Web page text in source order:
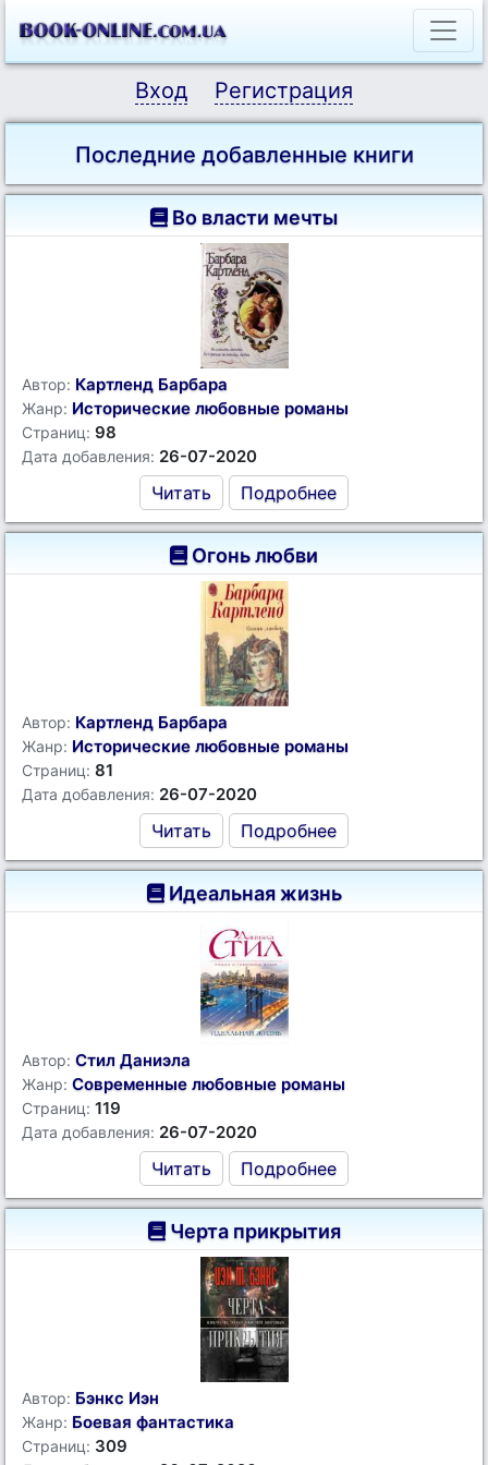
Вход Регистрация
Последние добавленные книги
Во власти мечты
Автор: Картленд Барбара
Жанр: Исторические любовные романы
Страниц: 98
Дата добавления: 26-07-2020
Читать Подробнее
Огонь любви
Автор: Картленд Барбара
Жанр: Исторические любовные романы
Страниц: 81
Дата добавления: 26-07-2020
Читать Подробнее
Идеальная жизнь
Автор: Стил Даниэла
Жанр: Современные любовные романы
Страниц: 119
Дата добавления: 26-07-2020
Читать Подробнее
Черта прикрытия
Автор: Бэнкс Иэн
Жанр: Боевая фантастика
Страниц: 309